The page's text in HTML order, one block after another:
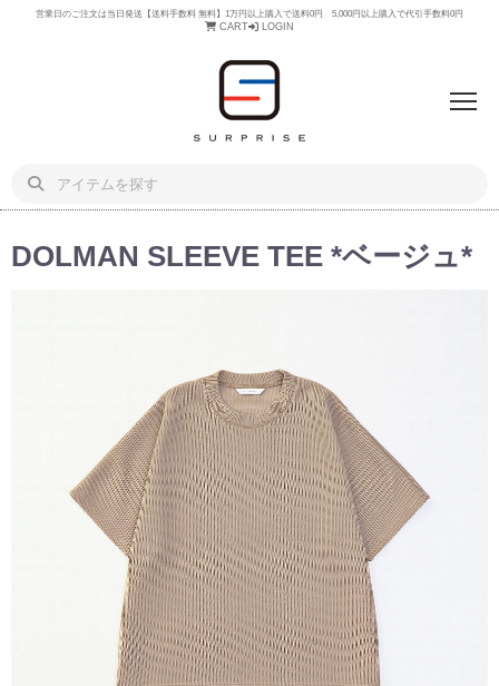
営業日のご注文は当日発送【送料手数料 無料】1万円以上購入で送料0円 5,000円以上購入で代引手数料0円
CART LOGIN
DOLMAN SLEEVE TEE *ベージュ*